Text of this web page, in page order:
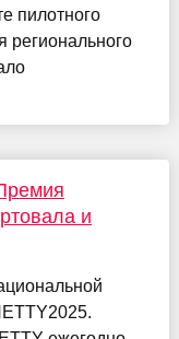
пилотного
регионального
и